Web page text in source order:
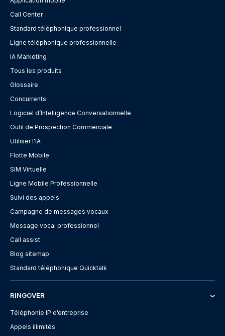
Call Center
Standard téléphonique professionnel
Ligne téléphonique professionnelle
IA Marketing
Tous les produits
Glossaire
Concurrents
Logiciel d’Intelligence Conversationnelle
Outil de Prospection Commerciale
Utiliser l'IA
Flotte Mobile
SIM Virtuelle
Ligne Mobile Professionnelle
Suivi des appels
Campagne de messages vocaux
Message vocal professionnel
Call assist
Blog sitemap
Standard téléphonique Quicktalk
RINGOVER
Téléphonie IP d’entreprise
Appels illimités